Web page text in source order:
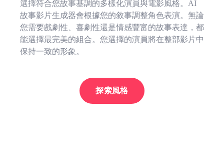
選擇符合您故事基調的多樣化演員與電影風格。AI
故事影片生成器會根據您的敘事調整角色表演。無論
您需要戲劇性、喜劇性還是情感豐富的故事表達，都
能選擇最完美的組合。您選擇的演員將在整部影片中
保持一致的形象。
探索風格